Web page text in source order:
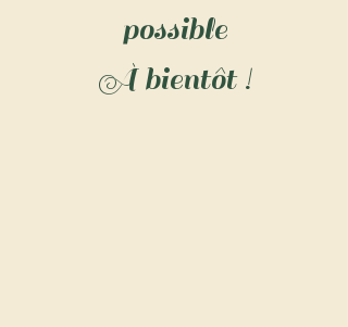
possible
À bientôt !